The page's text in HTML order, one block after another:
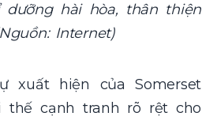
hài hòa, thân thiện
Internet)
xuất hiện của Somerset
thế cạnh tranh rõ rệt cho